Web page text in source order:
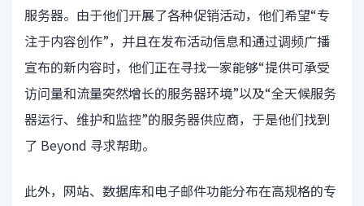
服务器。由于他们开展了各种促销活动，他们希望“专
注于内容创作”，并且在发布活动信息和通过调频广播
宣布的新内容时，他们正在寻找一家能够“提供可承受
访问量和流量突然增长的服务器环境”以及“全天候服务
器运行、维护和监控”的服务器供应商，于是他们找到
了 Beyond 寻求帮助。
此外，网站、数据库和电子邮件功能分布在高规格的专